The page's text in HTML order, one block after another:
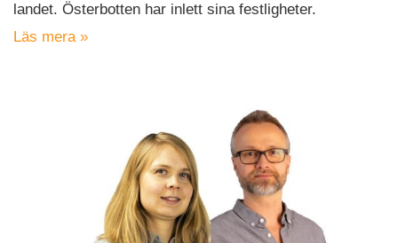
landet. Österbotten har inlett sina festligheter.
Läs mera »